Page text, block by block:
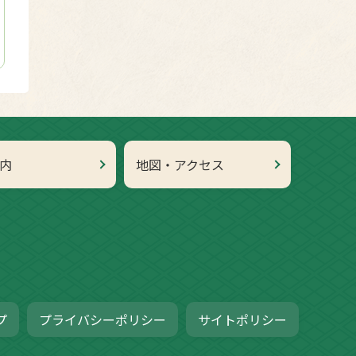
地図・アクセス
プライバシーポリシー サイトポリシー